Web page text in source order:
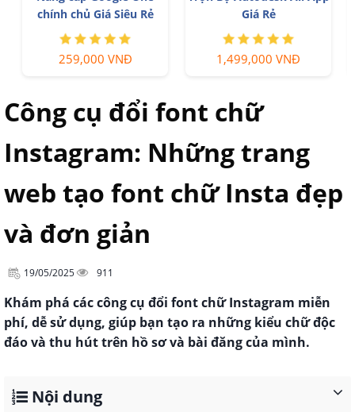
chính chủ Giá Siêu Rẻ
259,000 VNĐ
Giá Rẻ
1,499,000 VNĐ
Công cụ đổi font chữ
Instagram: Những trang
web tạo font chữ Insta đẹp
và đơn giản
19/05/2025 911
Khám phá các công cụ đổi font chữ Instagram miễn
phí, dễ sử dụng, giúp bạn tạo ra những kiểu chữ độc
đáo và thu hút trên hồ sơ và bài đăng của mình.
Nội dung